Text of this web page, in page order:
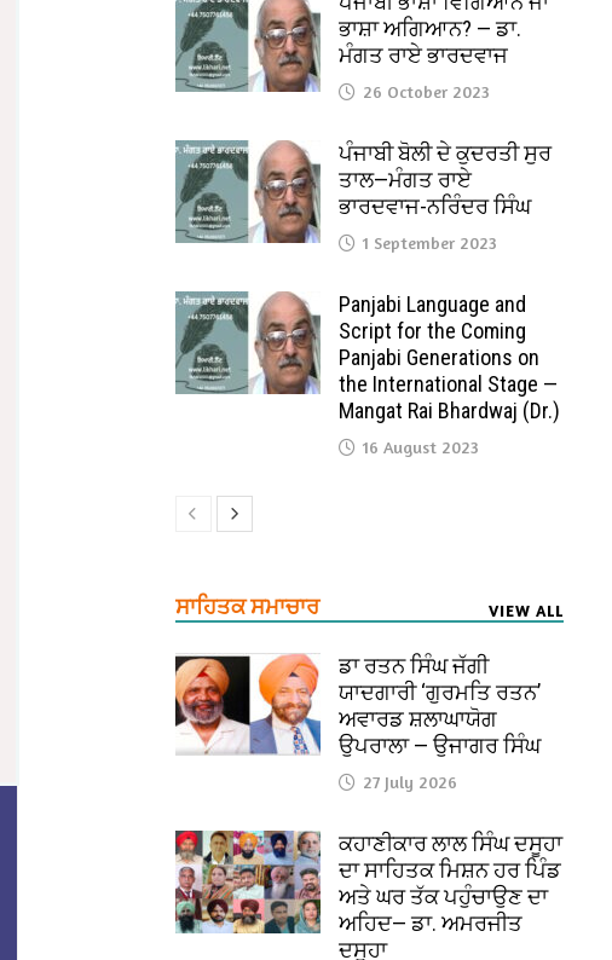
ਭਾਸ਼ਾ ਅਗਿਆਨ? — ਡਾ.
ਮੰਗਤ ਰਾਏ ਭਾਰਦਵਾਜ
26 October 2023
ਪੰਜਾਬੀ ਬੋਲੀ ਦੇ ਕੁਦਰਤੀ ਸੁਰ
ਤਾਲ—ਮੰਗਤ ਰਾਏ
ਭਾਰਦਵਾਜ-ਨਰਿੰਦਰ ਸਿੰਘ
1 September 2023
Panjabi Language and
Script for the Coming
Panjabi Generations on
the International Stage —
Mangat Rai Bhardwaj (Dr.)
16 August 2023
ਸਾਹਿਤਕ ਸਮਾਚਾਰ VIEW ALL
ਡਾ ਰਤਨ ਸਿੰਘ ਜੱਗੀ
ਯਾਦਗਾਰੀ ‘ਗੁਰਮਤਿ ਰਤਨ’
ਅਵਾਰਡ ਸ਼ਲਾਘਾਯੋਗ
ਉਪਰਾਲਾ — ਉਜਾਗਰ ਸਿੰਘ
27 July 2026
ਕਹਾਣੀਕਾਰ ਲਾਲ ਸਿੰਘ ਦਸੂਹਾ
ਦਾ ਸਾਹਿਤਕ ਮਿਸ਼ਨ ਹਰ ਪਿੰਡ
ਅਤੇ ਘਰ ਤੱਕ ਪਹੁੰਚਾਉਣ ਦਾ
ਅਹਿਦ— ਡਾ. ਅਮਰਜੀਤ
ਦਸੂਹਾ